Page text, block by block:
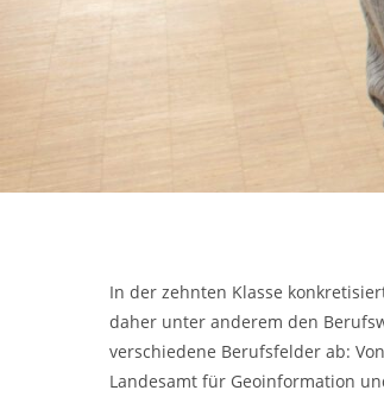
In der zehnten Klasse
daher unter anderem den
verschiedene Berufsfelder ab:
Landesamt für Geoinformation